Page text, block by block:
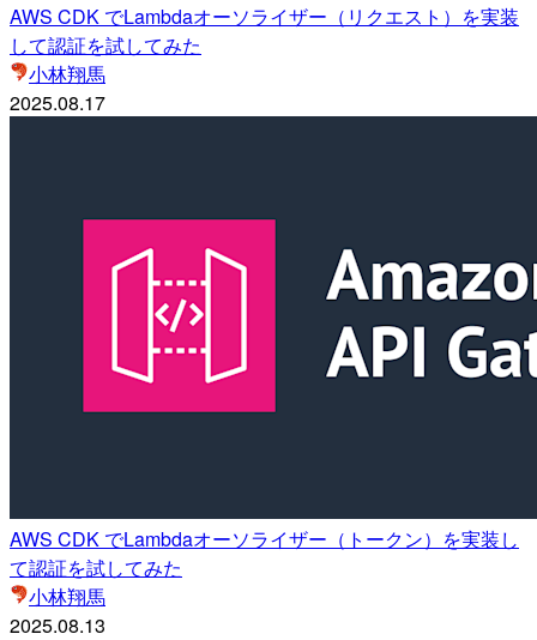
AWS CDK でLambdaオーソライザー（リクエスト）を実装
して認証を試してみた
小林翔馬
2025.08.17
AWS CDK でLambdaオーソライザー（トークン）を実装し
て認証を試してみた
小林翔馬
2025.08.13